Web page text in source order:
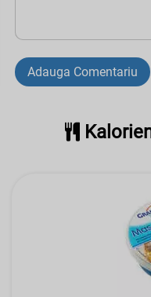
Adauga Comentariu